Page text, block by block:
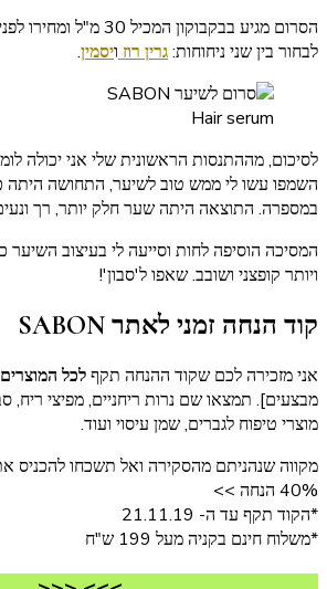
לבחור בין שני ניחוחות:גרין רוז ויסמין.
Hair serum
לסיכום, מההתנסות הראשונית שלי אני יכולה
השמפו עשו לי ממש טוב לשיער, התחושה היתה
במספרה. התוצאה היתה שער חלק יותר, רך
המסיכה הוסיפה לחות וסייעה לי בעיצוב
ויותר קופצני ושובב. שאפו ל'סבון'!
קוד הנחה זמני לאתר SABON
אני מזכירה לכם שקוד ההנחה תקףלכל
מבצעים]. תמצאו שם נרות ריחניים, מפיצי ריח,
מוצרי טיפוח לגברים, שמן עיסוי ועוד.
מקווה שנהניתם מהסקירה ואל תשכחו להכניס
40% הנחה >>
*הקוד תקף עד ה- 21.11.19
*משלוח חינם בקניה מעל 199 ש"ח